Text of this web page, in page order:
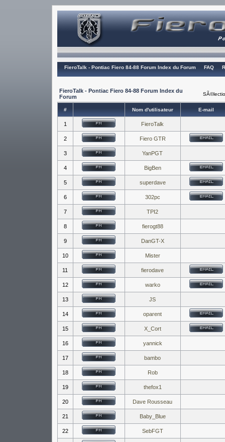
FieroTalk - Pontiac Fiero 84-88 Forum Index du Forum FAQ
FieroTalk - Pontiac Fiero 84-88 Forum Index du
Forum
# Nom d'utilisateur E-mail
1 FieroTalk
2 Fiero GTR
3 YanPGT
4 BigBen
5 superdave
6 302pc
7 TPI2
8 fierogt88
9 DanGT-X
10 Mister
11 fierodave
12 warko
13 JS
14 oparent
15 X_Cort
16 yannick
17 bambo
18 Rob
19 thefox1
20 Dave Rousseau
21 Baby_Blue
22 SebFGT